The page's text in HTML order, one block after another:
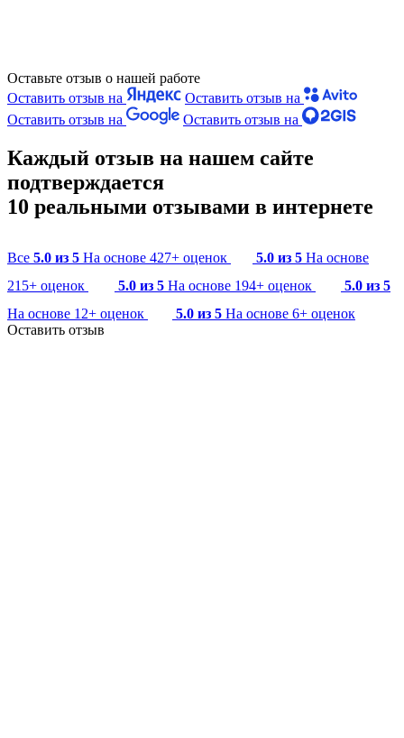
Оставьте отзыв о нашей работе
Оставить отзыв на
Оставить отзыв на
Оставить отзыв на
Оставить отзыв на
Каждый отзыв на нашем сайте
подтверждается
10 реальными отзывами в интернете
Все 5.0 из 5 На основе 427+ оценок 5.0 из 5 На основе
215+ оценок
5.0 из 5 На основе 194+ оценок
5.0 из 5
На основе 12+ оценок
5.0 из 5 На основе 6+ оценок
Оставить отзыв